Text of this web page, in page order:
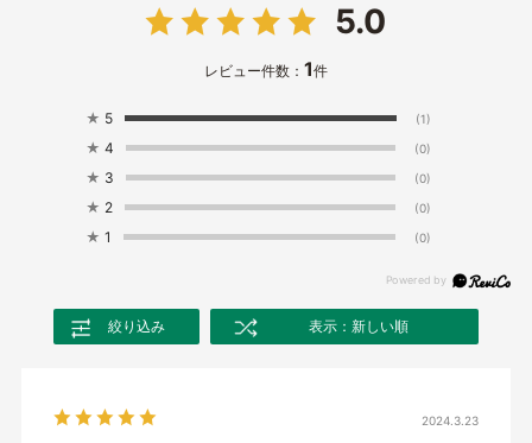
5.0
レビュー件数： 1件
★ 5 (1)
★ 4 (0)
★ 3 (0)
★ 2 (0)
★ 1 (0)
絞り込み 表示：新しい順
2024.3.23